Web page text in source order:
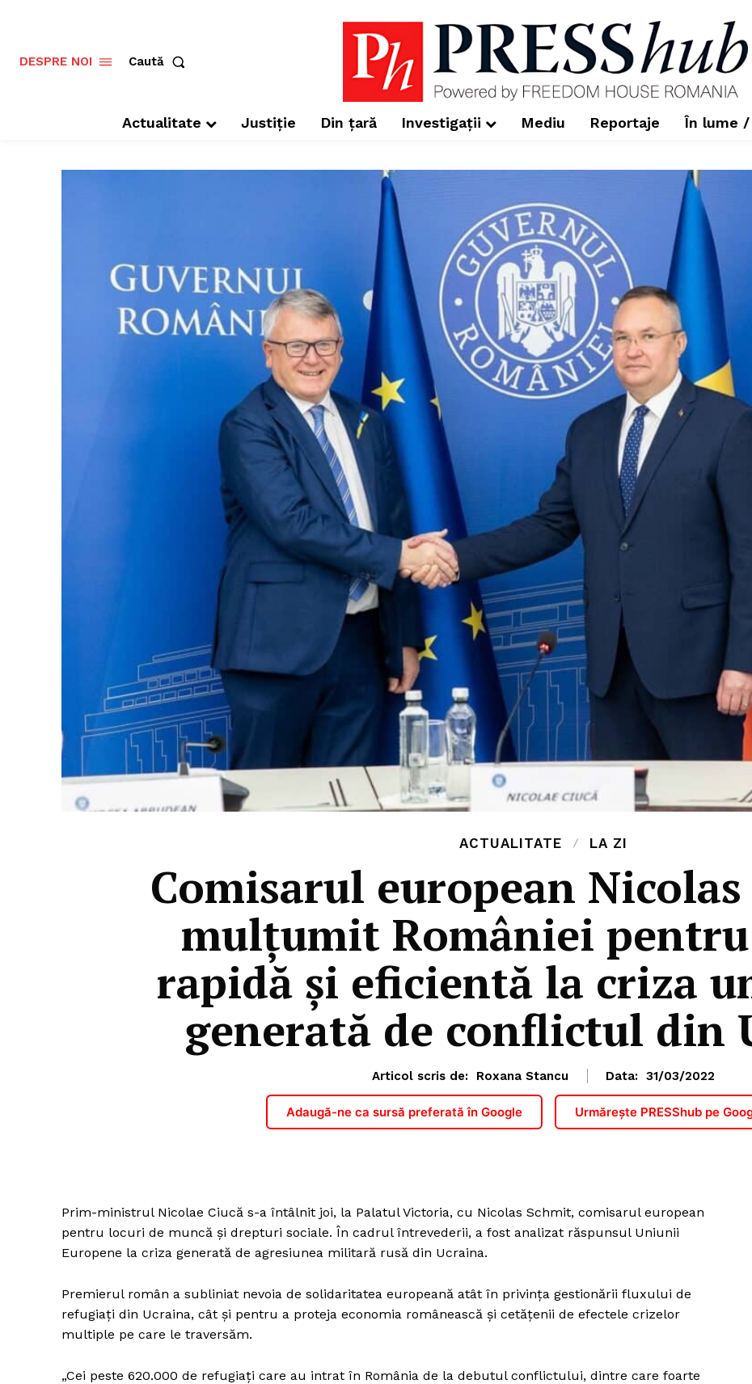
DESPRE NOI Caută
Actualitate Justiție Din țară Investigații Mediu Reportaje În lume /
ACTUALITATE LA ZI
Comisarul european
mulțumit României
rapidă și eficientă la criza
generată de conflictul din
Articol scris de: Roxana Stancu Data: 31/03/2022
Adaugă-ne ca sursă preferată în Google Urmărește PRESShub pe
Prim-ministrul Nicolae Ciucă s-a întâlnit joi, la Palatul Victoria, cu Nicolas Schmit, comisarul european
pentru locuri de muncă și drepturi sociale. În cadrul întrevederii, a fost analizat răspunsul Uniunii
Europene la criza generată de agresiunea militară rusă din Ucraina.
Premierul român a subliniat nevoia de solidaritatea europeană atât în privința gestionării fluxului de
refugiați din Ucraina, cât și pentru a proteja economia românească și cetățenii de efectele crizelor
multiple pe care le traversăm.
„Cei peste 620.000 de refugiați care au intrat în România de la debutul conflictului, dintre care foarte